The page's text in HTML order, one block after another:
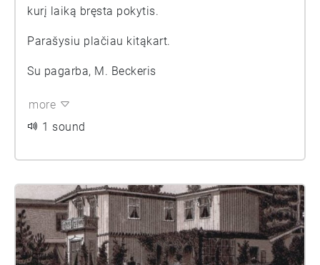
kurį laiką bręsta pokytis.
Parašysiu plačiau kitąkart.
Su pagarba, M. Beckeris
more
1 sound